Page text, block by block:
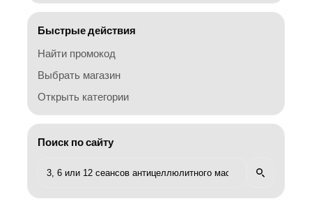
Быстрые действия
Найти промокод
Выбрать магазин
Открыть категории
Поиск по сайту